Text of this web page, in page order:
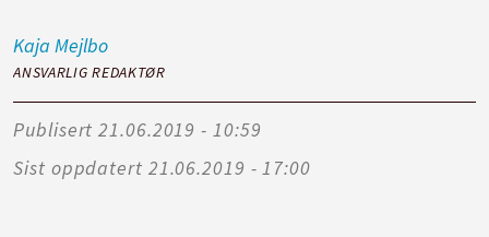
Kaja Mejlbo
ANSVARLIG REDAKTØR
Publisert
21.06.2019 - 10:59
Sist oppdatert
21.06.2019 - 17:00